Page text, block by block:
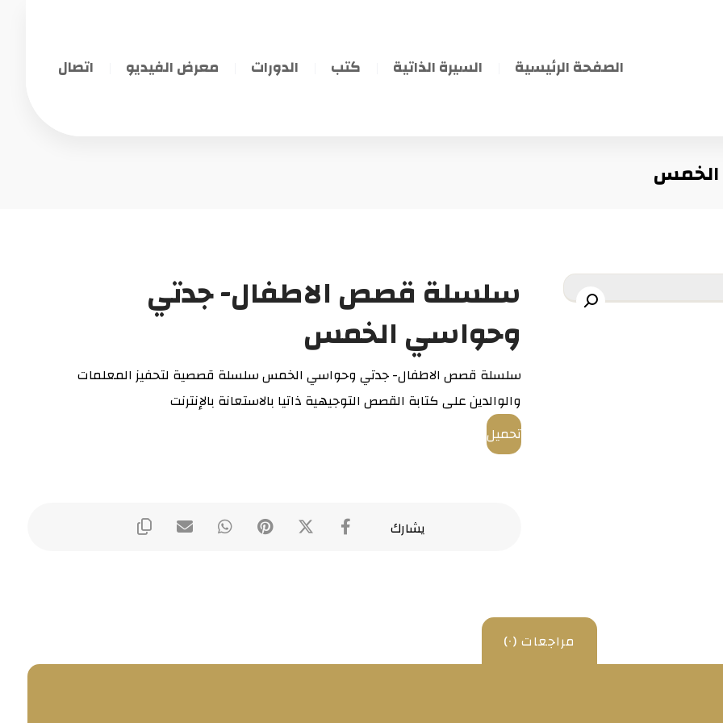
الصفحة الرئيسية السيرة الذاتية كتب الدورات معرض الفيديو اتصال
الخمس
سلسلة قصص الاطفال- جدتي
وحواسي الخمس
سلسلة قصص الاطفال- جدتي وحواسي الخمس سلسلة قصصية لتحفيز المعلمات
والوالدين على كتابة القصص التوجيهية ذاتيا بالاستعانة بالإنترنت
تحميل
مراجعات (٠)